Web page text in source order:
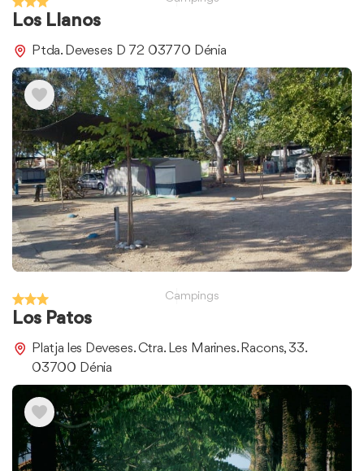
Los Llanos
Ptda. Deveses D 72 03770 Dénia
Campings
Los Patos
Platja les Deveses. Ctra. Les Marines. Racons, 33.
03700 Dénia